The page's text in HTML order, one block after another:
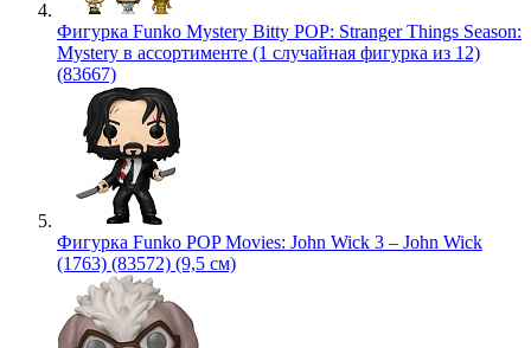
Фигурка Funko Mystery Bitty POP: Stranger Things Season:
Mystery в ассортименте (1 случайная фигурка из 12)
(83667)
Фигурка Funko POP Movies: John Wick 3 – John Wick
(1763) (83572) (9,5 см)